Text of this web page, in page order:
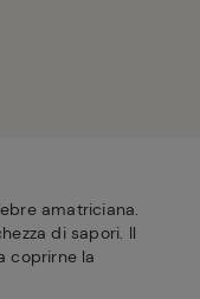
amatriciana.
di sapori. Il
coprirne la